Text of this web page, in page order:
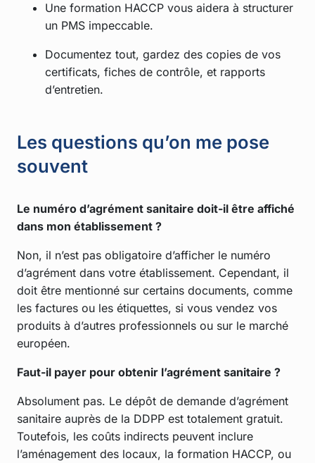
Une formation HACCP vous aidera à structurer
un PMS impeccable.
Documentez tout, gardez des copies de vos
certificats, fiches de contrôle, et rapports
d’entretien.
Les questions qu’on me pose
souvent
Le numéro d’agrément sanitaire doit-il être affiché
dans mon établissement ?
Non, il n’est pas obligatoire d’afficher le numéro
d’agrément dans votre établissement. Cependant, il
doit être mentionné sur certains documents, comme
les factures ou les étiquettes, si vous vendez vos
produits à d’autres professionnels ou sur le marché
européen.
Faut-il payer pour obtenir l’agrément sanitaire ?
Absolument pas. Le dépôt de demande d’agrément
sanitaire auprès de la DDPP est totalement gratuit.
Toutefois, les coûts indirects peuvent inclure
l’aménagement des locaux, la formation HACCP, ou